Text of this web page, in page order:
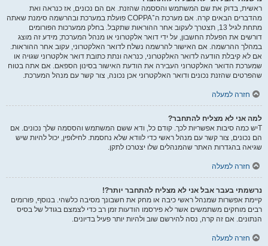
ראשית, בדוק את שם המשתמש והססמה שהזנת. אם הם נכונים, אז כנראה ואת
מהדברים הבאים קרה. אם מערכת ה־COPPA פועלת במערכת ובהרשמה סימנת שאתה
מתחת לגיל 13, תצטרך לעקוב אחר ההוראות שתקבל. בחלק ממערכות הפורומים
דורשים את הפעלת החשבון, על ידי דואר אלקטרוני או מנהל המערכת; מידע זה מוצג
במהלך ההרשמה. אם האישור להרשמה נשלח לדואר האלקטרוני, עקוב אחר ההוראות.
אם לא קיבלת הודעה לדואר האלקטרוני, כנראה ונתת כתובת דואר אלקטרוני שגויה או
שמערכת הדואר האלקטרוני העבירה את הודעת האישור בסינון הספאם. אם אתה בטוח
שהפרטים שהזנת נכונים ודואר האלקטרוני אכן נכונה, צור קשר עם מנהל המערכת.
חזרה למעלה
למה אני לא מצליח להתחבר?
Tיש כמה סיבות אפשריות לכך. קודם כל, ודא ששם המשתמש והססמה שלך נכונים. אם
הם נכונים, צור קשר עם מנהל ראשי כדי לוודא שלא נחסמת. לחילופין, יכול להיות שיש
שגיאה בהגדרות האתר שהמנהלים שלו יצטרכו לתקן.
חזרה למעלה
נרשמתי בעבר אבל אני לא מצליח להתחבר יותר?!
קיימת אפשרות שמנהל ראשי כיבה או מחק את חשבונך מסיבה כלשהי. בנוסף, פורומים
רבים מוחקים משתמשים אשר לא פירסמו הודעות זמן רב כדי לצמצם בגודל של בסיס
הנתונים. אם זה קרה, נסה להירשם שוב ולהיות יותר פעיל בדיונים.
חזרה למעלה